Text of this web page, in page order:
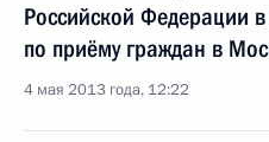
Российской Федерации
по приёму граждан в
4 мая 2013 года, 12:22